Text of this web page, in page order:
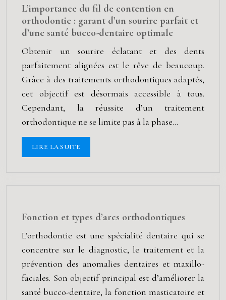
L’importance du fil de contention en
orthodontie : garant d’un sourire parfait et
d’une santé bucco-dentaire optimale
Obtenir un sourire éclatant et des dents
parfaitement alignées est le rêve de beaucoup.
Grâce à des traitements orthodontiques adaptés,
cet objectif est désormais accessible à tous.
Cependant, la réussite d’un traitement
orthodontique ne se limite pas à la phase…
LIRE LA SUITE
Fonction et types d’arcs orthodontiques
L’orthodontie est une spécialité dentaire qui se
concentre sur le diagnostic, le traitement et la
prévention des anomalies dentaires et maxillo-
faciales. Son objectif principal est d’améliorer la
santé bucco-dentaire, la fonction masticatoire et